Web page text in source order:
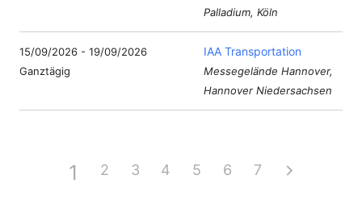
Palladium, Köln
15/09/2026 - 19/09/2026
Ganztägig
IAA Transportation
Messegelände Hannover,
Hannover Niedersachsen
1 2 3 4 5 6 7